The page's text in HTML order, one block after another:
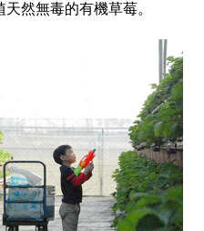
然無毒的有機草莓。